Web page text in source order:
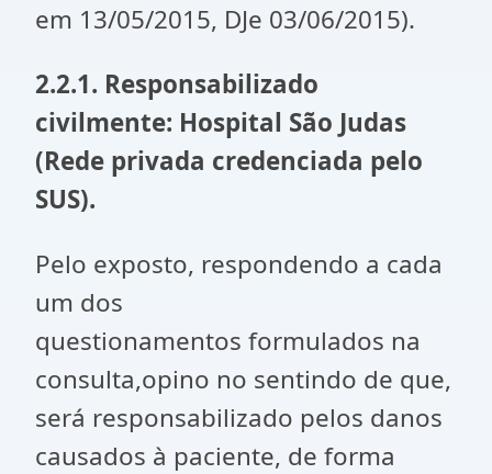
em 13/05/2015, DJe 03/06/2015).
2.2.1. Responsabilizado
civilmente: Hospital São Judas
(Rede privada credenciada pelo
SUS).
Pelo exposto, respondendo a cada
um dos
questionamentos formulados na
consulta,opino no sentindo de que,
será responsabilizado pelos danos
causados à paciente, de forma